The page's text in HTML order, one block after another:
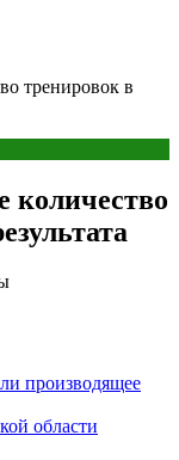
тренировок в
количество
производящее
области